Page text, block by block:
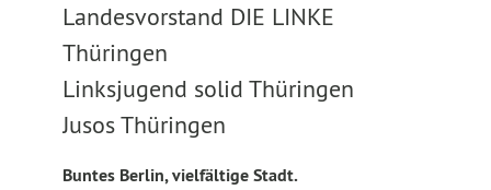
Landesvorstand DIE LINKE
Thüringen
Linksjugend solid Thüringen
Jusos Thüringen
Buntes Berlin, vielfältige Stadt.